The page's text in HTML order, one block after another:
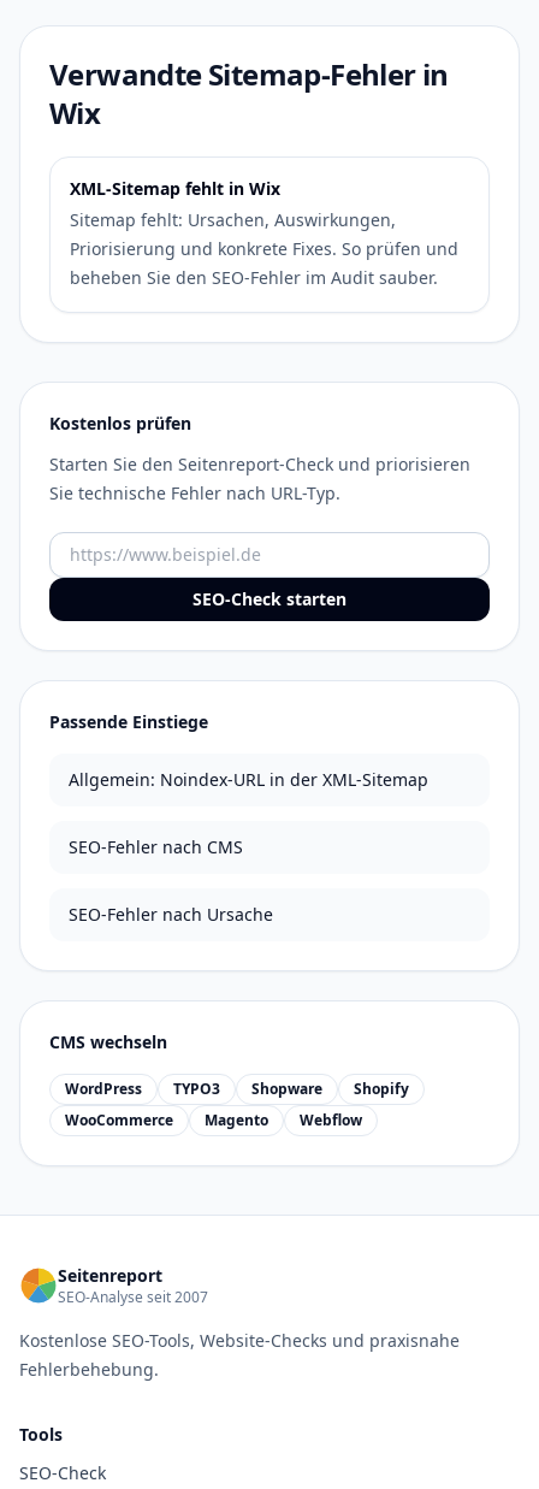
Verwandte Sitemap-Fehler in
Wix
XML-Sitemap fehlt in Wix
Sitemap fehlt: Ursachen, Auswirkungen,
Priorisierung und konkrete Fixes. So prüfen und
beheben Sie den SEO-Fehler im Audit sauber.
Kostenlos prüfen
Starten Sie den Seitenreport-Check und priorisieren
Sie technische Fehler nach URL-Typ.
URL
SEO-Check starten
Passende Einstiege
Allgemein: Noindex-URL in der XML-Sitemap
SEO-Fehler nach CMS
SEO-Fehler nach Ursache
CMS wechseln
WordPress TYPO3 Shopware
Shopify
WooCommerce
Magento Webflow
Seitenreport
SEO-Analyse seit 2007
Kostenlose SEO-Tools, Website-Checks und praxisnahe
Fehlerbehebung.
Tools
SEO-Check